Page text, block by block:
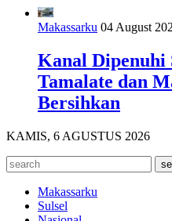
Makassarku 04 August
Kanal Dipenuhi
Tamalate dan
Bersihkan
KAMIS, 6 AGUSTUS 2026
Makassarku
Sulsel